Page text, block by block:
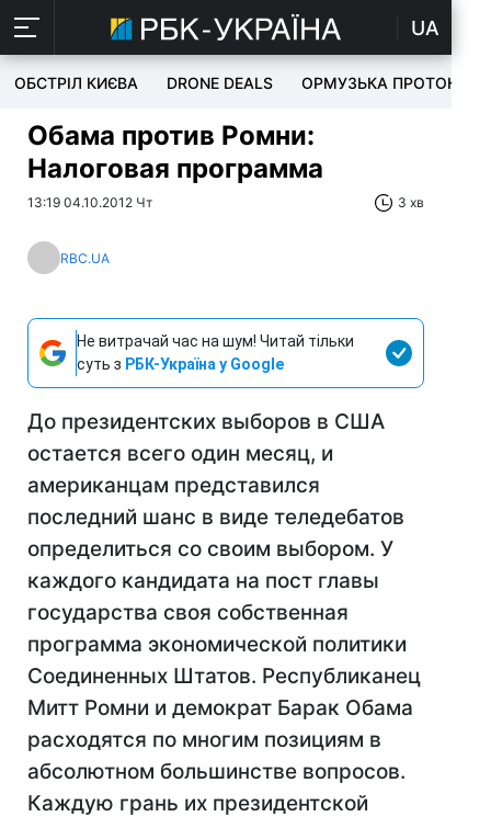
UA
ОБСТРІЛ КИЄВА DRONE DEALS ОРМУЗЬКА ПРОТОКА
Обама против Ромни:
Налоговая программа
13:19 04.10.2012 Чт 3 хв
RBC.UA
Не витрачай час на шум! Читай тільки
суть з РБК-Україна у Google
До президентских выборов в США
остается всего один месяц, и
американцам представился
последний шанс в виде теледебатов
определиться со своим выбором. У
каждого кандидата на пост главы
государства своя собственная
программа экономической политики
Соединенных Штатов. Республиканец
Митт Ромни и демократ Барак Обама
расходятся по многим позициям в
абсолютном большинстве вопросов.
Каждую грань их президентской